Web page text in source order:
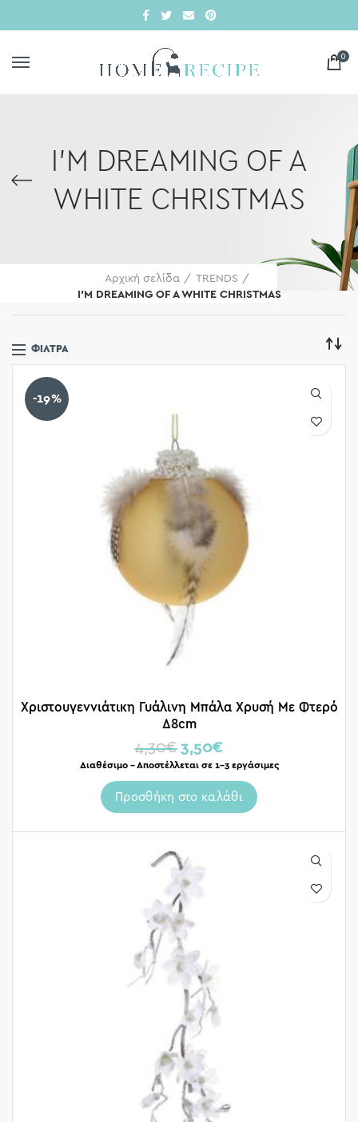
0
I'M DREAMING OF A
WHITE CHRISTMAS
Αρχική σελίδα
TRENDS
I'M DREAMING OF A WHITE CHRISTMAS
ΦΊΛΤΡΑ
-19%
Χριστουγεννιάτικη Γυάλινη Μπάλα Χρυσή Με Φτερό
Δ8cm
4,30€ 3,50€
Διαθέσιμο – Αποστέλλεται σε 1-3 εργάσιμες
Προσθήκη στο καλάθι